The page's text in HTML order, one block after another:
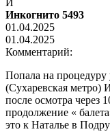
Инкогнито 5493
01.04.2025
01.04.2025
Комментарий:
Попала на процедуру
(Сухаревская метро)
после осмотра через
продолжение «
это к Наталье в